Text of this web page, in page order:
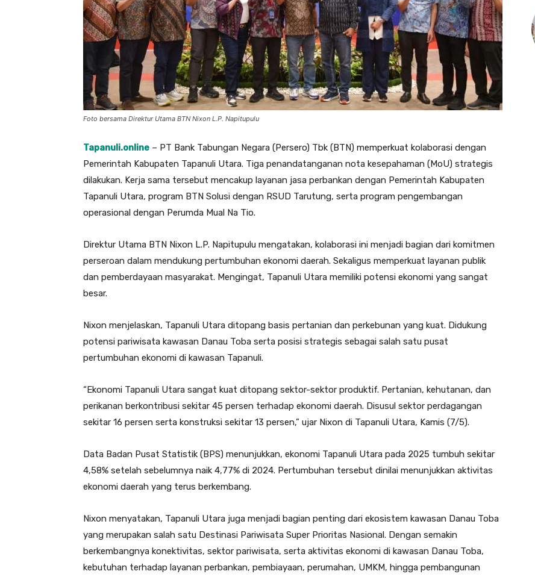
Foto bersama Direktur Utama BTN Nixon L.P. Napitupulu
Tapanuli.online – PT Bank Tabungan Negara (Persero) Tbk (BTN) memperkuat kolaborasi dengan
Pemerintah Kabupaten Tapanuli Utara. Tiga penandatanganan nota kesepahaman (MoU) strategis
dilakukan. Kerja sama tersebut mencakup layanan jasa perbankan dengan Pemerintah Kabupaten
Tapanuli Utara, program BTN Solusi dengan RSUD Tarutung, serta program pengembangan
operasional dengan Perumda Mual Na Tio.
Direktur Utama BTN Nixon L.P. Napitupulu mengatakan, kolaborasi ini menjadi bagian dari komitmen
perseroan dalam mendukung pertumbuhan ekonomi daerah. Sekaligus memperkuat layanan publik
dan pemberdayaan masyarakat. Mengingat, Tapanuli Utara memiliki potensi ekonomi yang sangat
besar.
Nixon menjelaskan, Tapanuli Utara ditopang basis pertanian dan perkebunan yang kuat. Didukung
potensi pariwisata kawasan Danau Toba serta posisi strategis sebagai salah satu pusat
pertumbuhan ekonomi di kawasan Tapanuli.
“Ekonomi Tapanuli Utara sangat kuat ditopang sektor-sektor produktif. Pertanian, kehutanan, dan
perikanan berkontribusi sekitar 45 persen terhadap ekonomi daerah. Disusul sektor perdagangan
sekitar 16 persen serta konstruksi sekitar 13 persen,” ujar Nixon di Tapanuli Utara, Kamis (7/5).
Data Badan Pusat Statistik (BPS) menunjukkan, ekonomi Tapanuli Utara pada 2025 tumbuh sekitar
4,58% setelah sebelumnya naik 4,77% di 2024. Pertumbuhan tersebut dinilai menunjukkan aktivitas
ekonomi daerah yang terus berkembang.
Nixon menyatakan, Tapanuli Utara juga menjadi bagian penting dari ekosistem kawasan Danau Toba
yang merupakan salah satu Destinasi Pariwisata Super Prioritas Nasional. Dengan semakin
berkembangnya konektivitas, sektor pariwisata, serta aktivitas ekonomi di kawasan Danau Toba,
kebutuhan terhadap layanan perbankan, pembiayaan, perumahan, UMKM, hingga pembangunan